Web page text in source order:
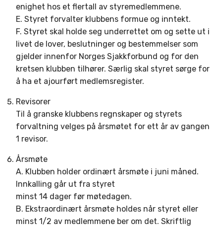
enighet hos et flertall av styremedlemmene.
E. Styret forvalter klubbens formue og inntekt.
F. Styret skal holde seg underrettet om og sette ut i
livet de lover, beslutninger og bestemmelser som
gjelder innenfor Norges Sjakkforbund og for den
kretsen klubben tilhører. Særlig skal styret sørge for
å ha et ajourført medlemsregister.
Revisorer
Til å granske klubbens regnskaper og styrets
forvaltning velges på årsmøtet for ett år av gangen
1 revisor.
Årsmøte
A. Klubben holder ordinært årsmøte i juni måned.
Innkalling går ut fra styret
minst 14 dager før møtedagen.
B. Ekstraordinært årsmøte holdes når styret eller
minst 1/2 av medlemmene ber om det. Skriftlig